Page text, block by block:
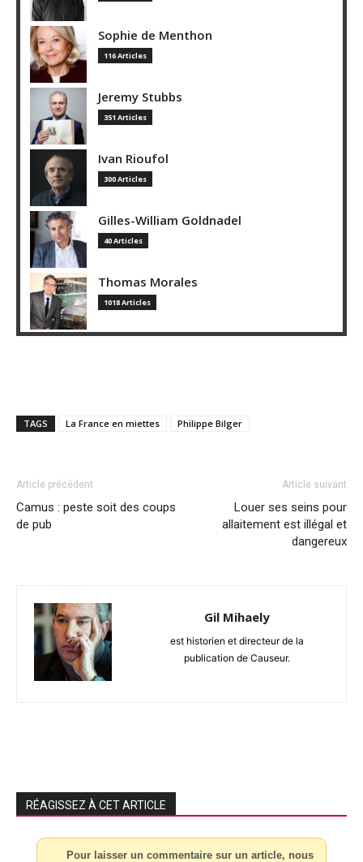
Sophie de Menthon
116 Articles
Jeremy Stubbs
351 Articles
Ivan Rioufol
300 Articles
Gilles-William Goldnadel
40 Articles
Thomas Morales
1018 Articles
TAGS La France en miettes Philippe Bilger
Article précédent
Camus : peste soit des coups
de pub
Article suivant
Louer ses seins pour
allaitement est illégal et
dangereux
Gil Mihaely
est historien et directeur de la
publication de Causeur.
RÉAGISSEZ À CET ARTICLE
Pour laisser un commentaire sur un article, nous